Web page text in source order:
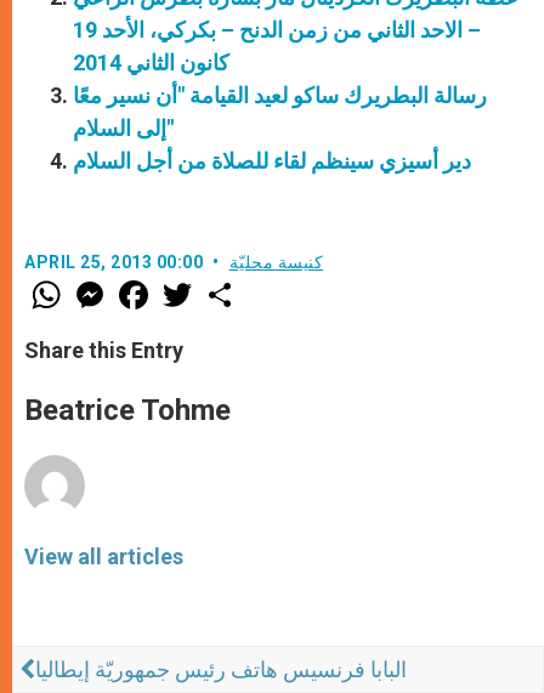
– الاحد الثاني من زمن الدنح – بكركي، الأحد 19
كانون الثاني 2014
رسالة البطريرك ساكو لعيد القيامة "أن نسير معًا
إلى السلام"
دير أسيزي سينظم لقاء للصلاة من أجل السلام
APRIL 25, 2013 00:00 كنيسة محليّة
W
h
t
s
p
p
M
e
s
e
g
e
F
a
e
b
o
k
w
r
Share this Entry
Beatrice Tohme
View all articles
البابا فرنسيس هاتف رئيس جمهوريّة إيطاليا